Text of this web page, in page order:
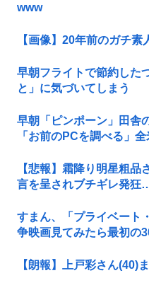
www
【画像】20年前のガチ
早朝フライトで節約した
と」に気づいてしまう
早朝「ピンポーン」田舎
「お前のPCを調べる」
【悲報】霜降り明星粗
言を呈されブチギレ発狂
すまん、「プライベート
争映画見てみたら最初の
【朗報】上戸彩さん(40)